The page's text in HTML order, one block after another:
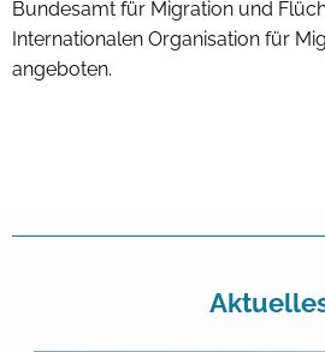
Bundesamt für Migration und
Internationalen Organisation für
angeboten.